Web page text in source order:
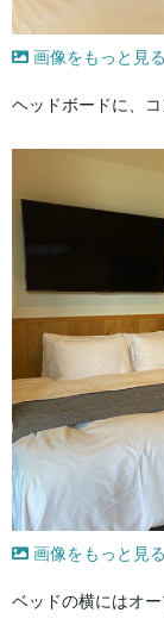
画像をもっと見
ヘッドボードに、
画像をもっと見
ベッドの横にはオ